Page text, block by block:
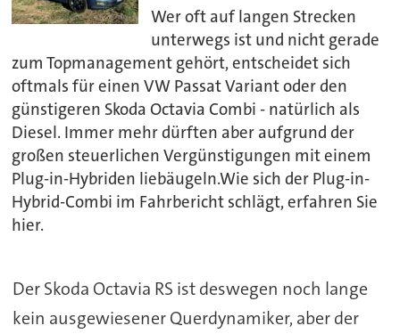
Wer oft auf langen Strecken
unterwegs ist und nicht gerade
zum Topmanagement gehört, entscheidet sich
oftmals für einen VW Passat Variant oder den
günstigeren Skoda Octavia Combi - natürlich als
Diesel. Immer mehr dürften aber aufgrund der
großen steuerlichen Vergünstigungen mit einem
Plug-in-Hybriden liebäugeln.Wie sich der Plug-in-
Hybrid-Combi im Fahrbericht schlägt, erfahren Sie
hier.
Der Skoda Octavia RS ist deswegen noch lange
kein ausgewiesener Querdynamiker, aber der